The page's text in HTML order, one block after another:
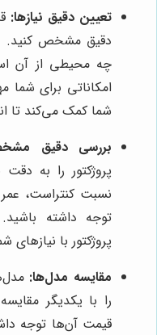
تعیین دقیق نیازها:
دقیق مشخص کنید.
چه محیطی از آن
امکاناتی برای شما
شما کمک می‌کند تا
بررسی دقیق
پروژکتور را به
نسبت کنتراست،
توجه داشته
پروژکتور با نیازهای
مقایسه مدل‌ها:
را با یکدیگر
قیمت آن‌ها توجه